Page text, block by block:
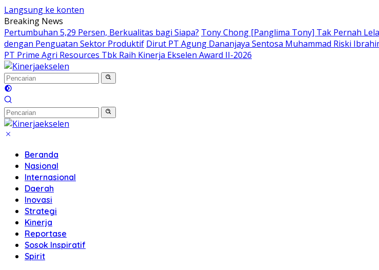
Langsung ke konten
Breaking News
Pertumbuhan 5,29 Persen, Berkualitas bagi Siapa? Tony Chong [Panglima Tony] Tak Pernah
dengan Penguatan Sektor Produktif Dirut PT Agung Dananjaya Sentosa Muhammad Riski
PT Prime Agri Resources Tbk Raih Kinerja Ekselen Award II-2026
Beranda
Nasional
Internasional
Daerah
Inovasi
Strategi
Kinerja
Reportase
Sosok Inspiratif
Spirit